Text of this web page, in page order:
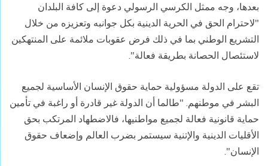
بعدها، وجه ممثل الكرسي الرسولي دعوة إلى كافة البلدان
"لاحترام الحق في الحرية الدينية بكل جوانبه وتعزيزه من خلال
التشريع الوطني بما في ذلك فرض عقوبات ملائمة على المنتهكين
لاستئصال الحصانة بطريقة فعالة".
تقع على الدولة مسؤولية حماية حقوق الإنسان الأساسية لجميع
البشر في موطنهم. "طالما أن الدولة غير قادرة أو راغبة في تأمين
حماية قانونية فعالة لجميع مواطنيها، فالاضطهاد المرتكب بحق
الأقليات الدينية والإتنية سيستمر بضرب العالم وإضعاف حقوق
الإنسان".